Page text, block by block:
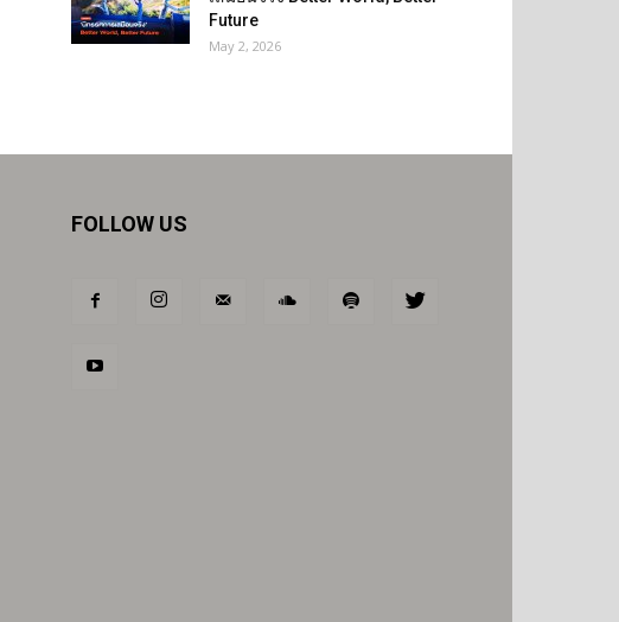
Future
May 2, 2026
FOLLOW US